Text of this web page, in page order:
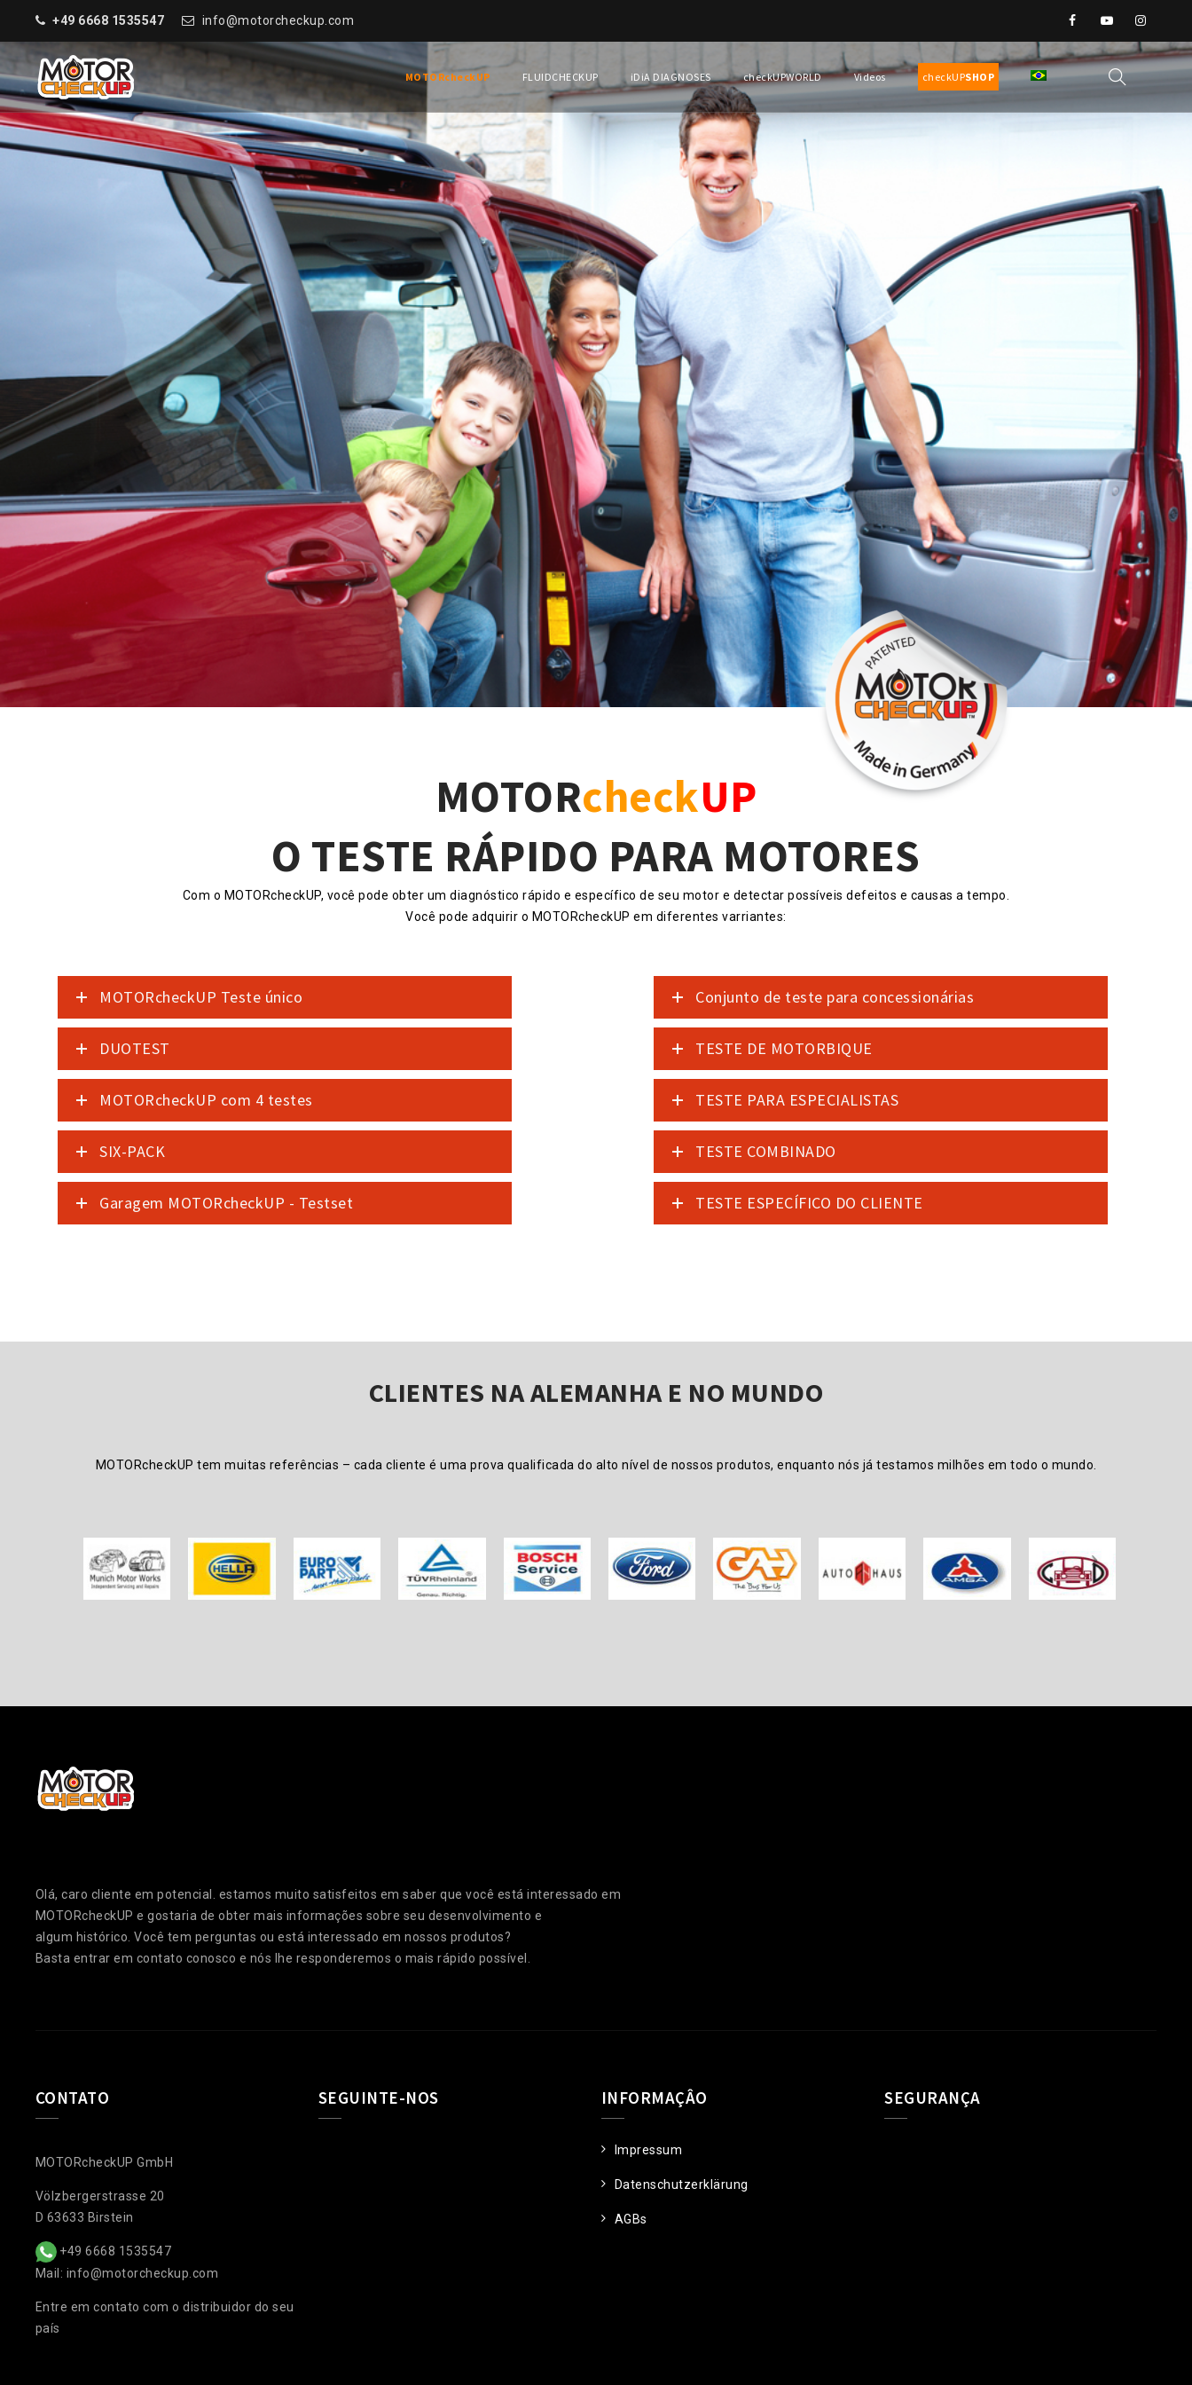
+49 6668 1535547 info@motorcheckup.com
MOTORcheckUP FLUIDCHECKUP iDiA DIAGNOSES checkUPWORLD Videos checkUPSHOP
MOTORcheckUP
O TESTE RÁPIDO PARA MOTORES
Com o MOTORcheckUP, você pode obter um diagnóstico rápido e específico de seu motor e detectar possíveis defeitos e causas a tempo.
Você pode adquirir o MOTORcheckUP em diferentes varriantes:
MOTORcheckUP Teste único
DUOTEST
MOTORcheckUP com 4 testes
SIX-PACK
Garagem MOTORcheckUP - Testset
Conjunto de teste para concessionárias
TESTE DE MOTORBIQUE
TESTE PARA ESPECIALISTAS
TESTE COMBINADO
TESTE ESPECÍFICO DO CLIENTE
CLIENTES NA ALEMANHA E NO MUNDO
MOTORcheckUP tem muitas referências – cada cliente é uma prova qualificada do alto nível de nossos produtos, enquanto nós já testamos milhões em todo o mundo.
Olá, caro cliente em potencial. estamos muito satisfeitos em saber que você está interessado em
MOTORcheckUP e gostaria de obter mais informações sobre seu desenvolvimento e
algum histórico. Você tem perguntas ou está interessado em nossos produtos?
Basta entrar em contato conosco e nós lhe responderemos o mais rápido possível.
CONTATO
MOTORcheckUP GmbH
Völzbergerstrasse 20
D 63633 Birstein
+49 6668 1535547
Mail: info@motorcheckup.com
Entre em contato com o distribuidor do seu
país
SEGUINTE-NOS INFORMAÇÂO
Impressum
Datenschutzerklärung
AGBs
SEGURANÇA